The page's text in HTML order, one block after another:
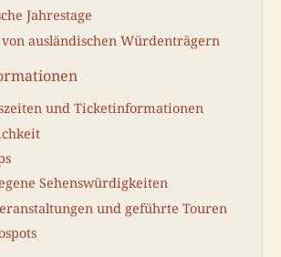
Jahrestage
von ausländischen Würdenträgern
und Ticketinformationen
Sehenswürdigkeiten
und geführte Touren